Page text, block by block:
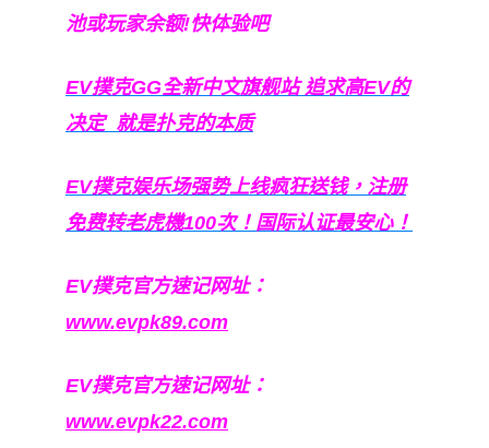
池或玩家余额!快体验吧
EV撲克GG全新中文旗舰站追求高EV的
决定 就是扑克的本质
EV撲克娱乐场强势上线疯狂送钱，注册
免费转老虎機100次！国际认证最安心！
EV撲克官方速记网址：
www.evpk89.com
EV撲克官方速记网址：
www.evpk22.com